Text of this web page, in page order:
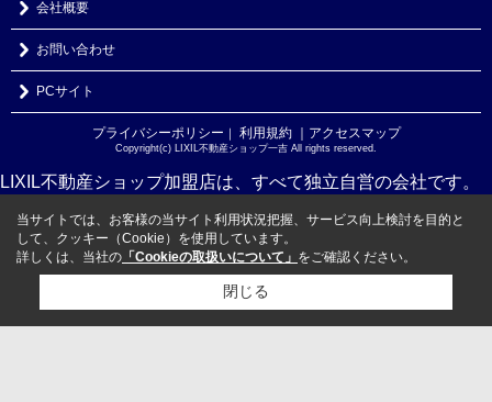
会社概要
お問い合わせ
PCサイト
プライバシーポリシー ｜ 利用規約 ｜アクセスマップ
Copyright(c) LIXIL不動産ショップ一吉 All rights reserved.
LIXIL不動産ショップ加盟店は、すべて独立自営の会社です。
当サイトでは、お客様の当サイト利用状況把握、サービス向上検討を目的と
して、クッキー（Cookie）を使用しています。
詳しくは、当社の 「Cookieの取扱いについて」 をご確認ください。
閉じる